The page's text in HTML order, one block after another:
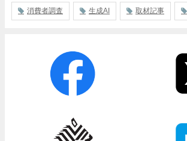
消費者調査 生成AI 取材記事